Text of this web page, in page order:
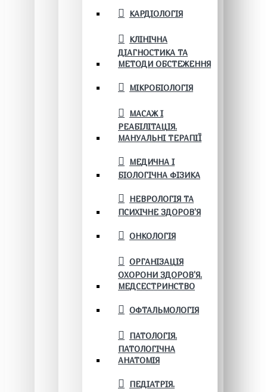
КАРДІОЛОГІЯ
КЛІНІЧНА
ДІАГНОСТИКА ТА
МЕТОДИ ОБСТЕЖЕННЯ
МІКРОБІОЛОГІЯ
МАСАЖ І
РЕАБІЛІТАЦІЯ.
МАНУАЛЬНІ ТЕРАПІЇ
МЕДИЧНА І
БІОЛОГІЧНА ФІЗИКА
НЕВРОЛОГІЯ ТА
ПСИХІЧНЕ ЗДОРОВ’Я
ОНКОЛОГІЯ
ОРГАНІЗАЦІЯ
ОХОРОНИ ЗДОРОВ'Я.
МЕДСЕСТРИНСТВО
ОФТАЛЬМОЛОГІЯ
ПАТОЛОГІЯ.
ПАТОЛОГІЧНА
АНАТОМІЯ
ПЕДІАТРІЯ.